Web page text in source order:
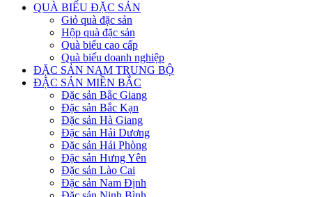
QUÀ BIẾU ĐẶC SẢN
Giỏ quà đặc sản
Hộp quà đặc sản
Quà biếu cao cấp
Quà biếu doanh nghiệp
ĐẶC SẢN NAM TRUNG BỘ
ĐẶC SẢN MIỀN BẮC
Đặc sản Bắc Giang
Đặc sản Bắc Kạn
Đặc sản Hà Giang
Đặc sản Hải Dương
Đặc sản Hải Phòng
Đặc sản Hưng Yên
Đặc sản Lào Cai
Đặc sản Nam Định